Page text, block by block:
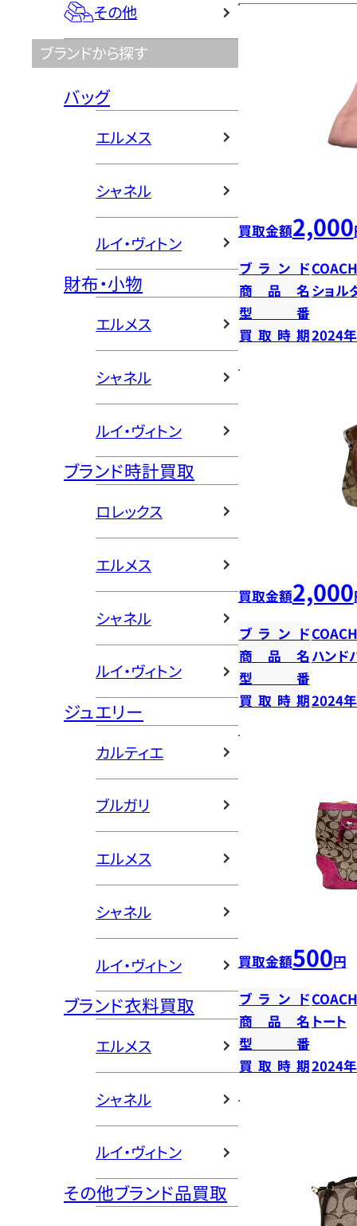
その他
ブランドから探す
バッグ
エルメス
シャネル
ルイ・ヴィトン
財布・小物
エルメス
シャネル
ルイ・ヴィトン
ブランド時計買取
ロレックス
エルメス
シャネル
ルイ・ヴィトン
ジュエリー
カルティエ
ブルガリ
エルメス
シャネル
ルイ・ヴィトン
ブランド衣料買取
エルメス
シャネル
ルイ・ヴィトン
その他ブランド品買取
買取金額2,000
ブランドCOACH
商品名 ショル
型番
買取時期2024
買取金額2,000
ブランドCOACH
商品名 ハンド
型番
買取時期2024
買取金額500円
ブランドCOACH
商品名 トート
型番
買取時期2024